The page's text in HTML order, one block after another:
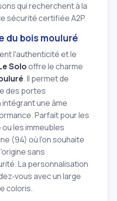
qui recherchent à la
sécurité certifiée A2P.
du bois mouluré
l'authenticité et le
Solooffre le charme
. Il permet de
des portes
une âme
Parfait pour les
les immeubles
(94) où l'on souhaite
sans
La personnalisation
avec un large
coloris.